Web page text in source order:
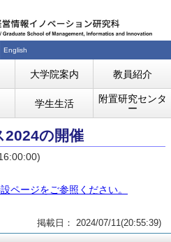
English
大学院案内 教員紹介
学生生活
附置研究センタ
ー
2024の開催
ページをご参照ください。
掲載日： 2024/07/11(20:55:39)